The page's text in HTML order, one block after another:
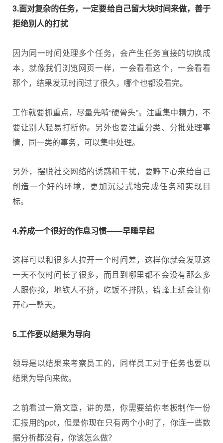
3.面对复杂的任务，一定要给自己留大块时间来做，善于
拒绝别人的打扰
因为同一时间处理多个任务，会产生任务直接的切换成
本，就像我们浏览网页一样，一会看看这个，一会看看
那个，结果发现时间过了很久，哪个也都没看完。
工作就要抓重点，尽量先啃“硬骨头”。注重集中精力，不
要让别人轻易打断你。另外也要注重分类、分批处理事
情，同一类的事务，可以集中处理。
另外，摆脱社交网络的诱惑和干扰，要静下心来给自己
创造一个好的环境，更加沉浸式地完成任务和实现目
标。
4.养成一个很好的作息习惯——早睡早起
这样可以和很多人拉开一个时间差，这样你就会发现这
一天不仅时间长了很多，而且到哪里都不会没有那么多
人跟你抢，地铁人不挤，吃饭不排队，错峰上班会让你
开心一整天。
5.工作要以结果为导向
领导是以结果来考察员工的，同样员工对于任务也要以
结果为导向来做。
之前看过一篇文章，讲的是，你需要给你老板制作一份
汇报用的ppt，但是你现在只有两个小时了，你连一些数
据分析都没有，你该怎么做？